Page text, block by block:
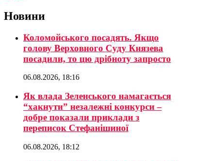
Новини
Коломойського посадять. Якщо
голову Верховного Суду Князева
посадили, то цю дрібноту запросто
06.08.2026, 18:16
Як влада Зеленського намагається
“хакнути” незалежні конкурси –
добре показали приклади з
переписок Стефанішиної
06.08.2026, 18:12